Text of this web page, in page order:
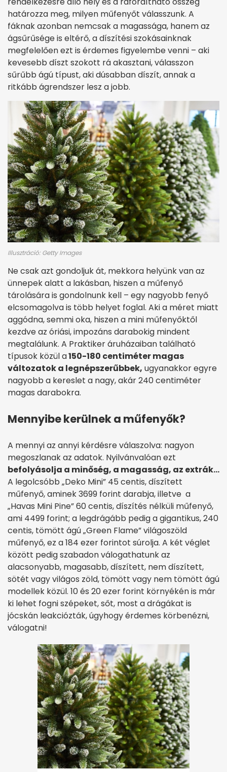
határozza meg, milyen műfenyőt válasszunk. A
fáknak azonban nemcsak a magassága, hanem az
ágsűrűsége is eltérő, a díszítési szokásainknak
megfelelően ezt is érdemes figyelembe venni – aki
kevesebb díszt szokott rá akasztani, válasszon
sűrűbb ágú típust, aki dúsabban díszít, annak a
ritkább ágrendszer lesz a jobb.
Illusztráció: Getty Images
Ne csak azt gondoljuk át, mekkora helyünk van az
ünnepek alatt a lakásban, hiszen a műfenyő
tárolására is gondolnunk kell – egy nagyobb fenyő
elcsomagolva is több helyet foglal. Aki a méret miatt
aggódna, semmi oka, hiszen a mini műfenyőktől
kezdve az óriási, impozáns darabokig mindent
megtalálunk. A Praktiker áruházaiban található
típusok közül a150-180 centiméter magas
változatok a legnépszerűbbek, ugyanakkor egyre
nagyobb a kereslet a nagy, akár 240 centiméter
magas darabokra.
Mennyibe kerülnek a műfenyők?
A mennyi az annyi kérdésre válaszolva: nagyon
megoszlanak az adatok. Nyilvánvalóan ezt
befolyásolja a minőség, a magasság, az extrák…
A legolcsóbb „Deko Mini” 45 centis, díszített
műfenyő, aminek 3699 forint darabja, illetve a
„Havas Mini Pine” 60 centis, díszítés nélküli műfenyő,
ami 4499 forint; a legdrágább pedig a gigantikus, 240
centis, tömött ágú „Green Flame” világoszöld
műfenyő, ez a 184 ezer forintot súrolja. A két véglet
között pedig szabadon válogathatunk az
alacsonyabb, magasabb, díszített, nem díszített,
sötét vagy világos zöld, tömött vagy nem tömött ágú
modellek közül. 10 és 20 ezer forint környékén is már
ki lehet fogni szépeket, sőt, most a drágákat is
jócskán leakciózták, úgyhogy érdemes körbenézni,
válogatni!